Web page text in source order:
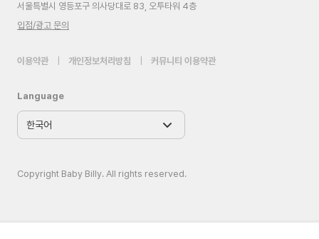
서울특별시 영등포구 의사당대로 83, 오투타워 4층
입점/광고 문의
이용약관 개인정보처리방침 커뮤니티 이용약관
Language
Copyright Baby Billy. All rights reserved.